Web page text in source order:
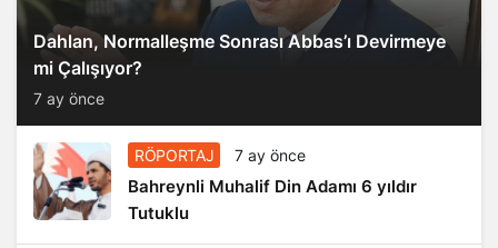
Dahlan, Normalleşme Sonrası Abbas’ı Devirmeye
mi Çalışıyor?
7 ay önce
RÖPORTAJ 7 ay önce
Bahreynli Muhalif Din Adamı 6 yıldır
Tutuklu